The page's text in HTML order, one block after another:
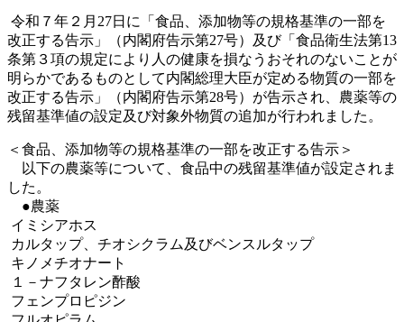
令和７年２月27日に「食品、添加物等の規格基準の一部を
改正する告示」（内閣府告示第27号）及び「食品衛生法第13
条第３項の規定により人の健康を損なうおそれのないことが
明らかであるものとして内閣総理大臣が定める物質の一部を
改正する告示」（内閣府告示第28号）が告示され、農薬等の
残留基準値の設定及び対象外物質の追加が行われました。
＜食品、添加物等の規格基準の一部を改正する告示＞
以下の農薬等について、食品中の残留基準値が設定されま
した。
●農薬
イミシアホス
カルタップ、チオシクラム及びベンスルタップ
キノメチオナート
１－ナフタレン酢酸
フェンプロピジン